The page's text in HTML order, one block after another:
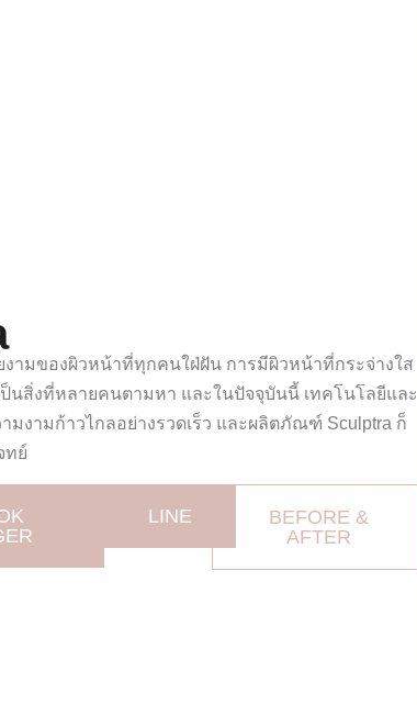
งามของผิวหน้าที่ทุกคนใฝ่ฝัน การมีผิวหน้าที่กระจ่างใส
ป็นสิ่งที่หลายคนตามหา และในปัจจุบันนี้ เทคโนโลยีและ
มงามก้าวไกลอย่างรวดเร็ว และผลิตภัณฑ์ Sculptra ก็
ทย์
LINE
BEFORE &
AFTER